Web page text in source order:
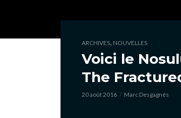
ARCHIVES, NOUVELLES
Voici le
The
20 août 2016 Marc Desgagnés